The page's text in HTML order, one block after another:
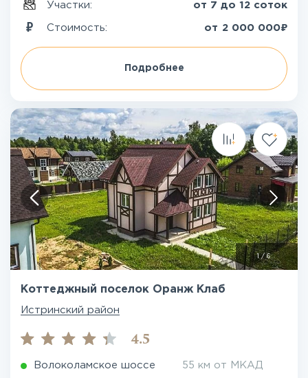
Участки: от 7 до 12 соток
Стоимость: от 2 000 000₽
Подробнее
1 /6
Коттеджный поселок Оранж Клаб
Истринский район
4.5
Волоколамское шоссе 55 км от МКАД